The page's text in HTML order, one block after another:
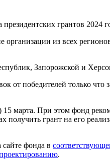
грантов 2024
из всех
Запорожской и
от победителей только
марта. При этом фонд
получить грант на его
фонда в
.